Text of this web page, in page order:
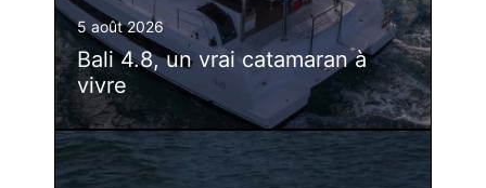
5 août 2026
Bali 4.8, un vrai catamaran à
vivre